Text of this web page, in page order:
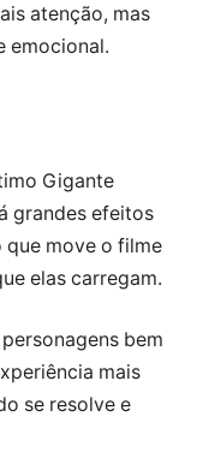
atenção, mas
emocional.
Gigante
grandes efeitos
move o filme
elas carregam.
bem
mais
se resolve e